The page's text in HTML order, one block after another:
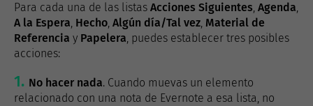
Para cada una de las listas Acciones Siguientes, Agenda,
A la Espera, Hecho, Algún día/Tal vez, Material de
Referencia y Papelera, puedes establecer tres posibles
acciones:
No hacer nada. Cuando muevas un elemento
relacionado con una nota de Evernote a esa lista, no